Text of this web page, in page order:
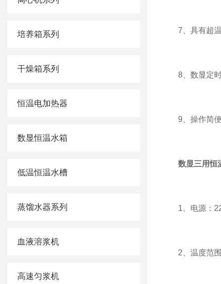
培养箱系列
干燥箱系列
恒温电加热器
数显恒温水箱
低温恒温水槽
蒸馏水器系列
血液溶浆机
高速匀浆机
7、具有超
8、数显定
9、操作简
数显三用恒
1、电源：
2、温度范